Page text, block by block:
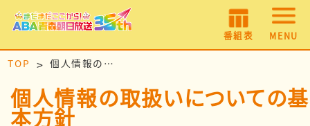
番組表 MENU
TOP 個人情報の取扱いについての基本方針
個人情報の取扱いについての基
本方針